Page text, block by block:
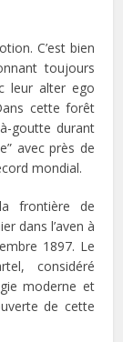
C’est bien
toujours
leur alter ego
cette forêt
goutte durant
avec près de
mondial.
frontière de
dans l’aven à
1897. Le
considéré
moderne et
de cette